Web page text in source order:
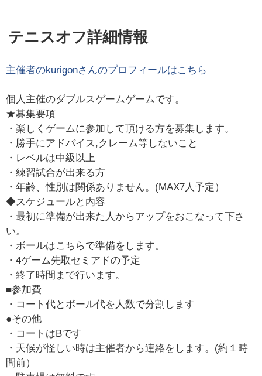
テニスオフ詳細情報
主催者のkurigonさんのプロフィールはこちら
個人主催のダブルスゲームゲームです。
★募集要項
・楽しくゲームに参加して頂ける方を募集します。
・勝手にアドバイス,クレーム等しないこと
・レベルは中級以上
・練習試合が出来る方
・年齢、性別は関係ありません。(MAX7人予定）
◆スケジュールと内容
・最初に準備が出来た人からアップをおこなって下さ
い。
・ボールはこちらで準備をします。
・4ゲーム先取セミアドの予定
・終了時間まで行います。
■参加費
・コート代とボール代を人数で分割します
●その他
・コートはBです
・天候が怪しい時は主催者から連絡をします。(約１時
間前）